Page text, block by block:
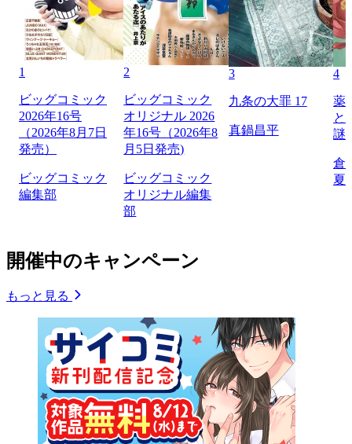
1
ビッグコミック
2026年16号
（2026年8月7日
発売）
ビッグコミック
編集部
2
ビッグコミック
オリジナル 2026
年16号（2026年8
月5日発売)
ビッグコミック
オリジナル編集
部
3
九条の大罪 17
真鍋昌平
4
薬
と
謎
倉
夏
開催中のキャンペーン
もっと見る